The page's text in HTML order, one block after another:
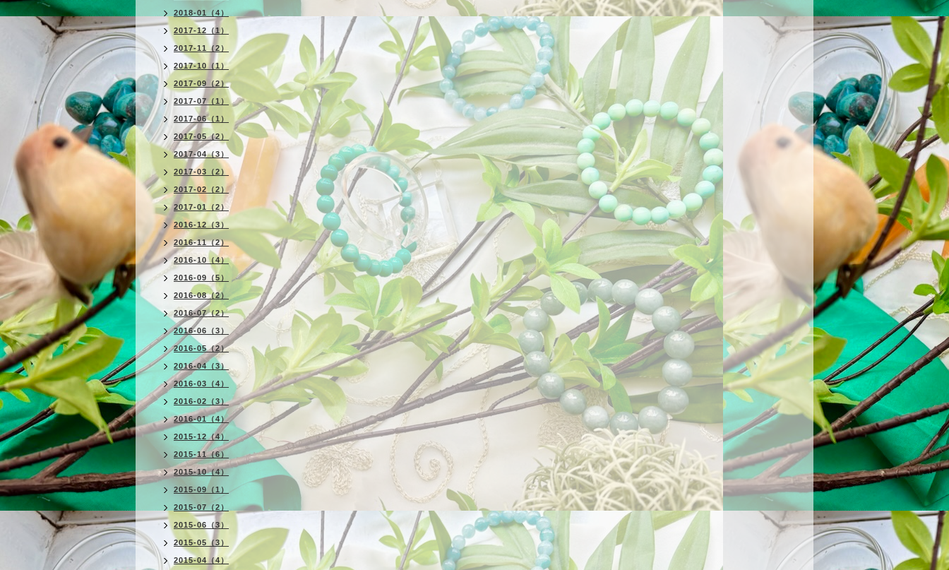
2018-01（4）
2017-12（1）
2017-11（2）
2017-10（1）
2017-09（2）
2017-07（1）
2017-06（1）
2017-05（2）
2017-04（3）
2017-03（2）
2017-02（2）
2017-01（2）
2016-12（3）
2016-11（2）
2016-10（4）
2016-09（5）
2016-08（2）
2016-07（2）
2016-06（3）
2016-05（2）
2016-04（3）
2016-03（4）
2016-02（3）
2016-01（4）
2015-12（4）
2015-11（6）
2015-10（4）
2015-09（1）
2015-07（2）
2015-06（3）
2015-05（3）
2015-04（4）